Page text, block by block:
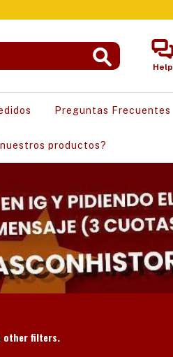
Help
Preguntas Frecuentes
productos?
other filters.